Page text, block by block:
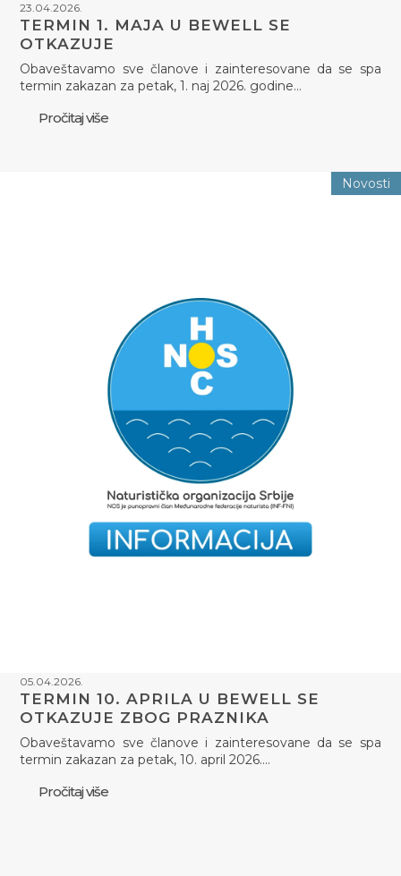
23.04.2026.
TERMIN 1. MAJA U BEWELL SE
OTKAZUJE
Obaveštavamo sve članove i zainteresovane da se spa
termin zakazan za petak, 1. naj 2026. godine…
Pročitaj više
Novosti
05.04.2026.
TERMIN 10. APRILA U BEWELL SE
OTKAZUJE ZBOG PRAZNIKA
Obaveštavamo sve članove i zainteresovane da se spa
termin zakazan za petak, 10. april 2026.…
Pročitaj više